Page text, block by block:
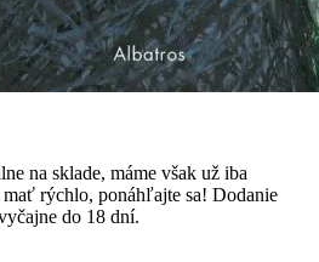
na sklade, máme však už iba
rýchlo, ponáhľajte sa! Dodanie
do 18 dní.